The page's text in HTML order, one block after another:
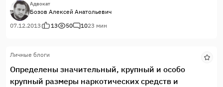
Адвокат
Бозов Алексей Анатольевич
07.12.2013
13 50 1023 мин
Личные блоги
Определены значительный, крупный и особо
крупный размеры наркотических средств и